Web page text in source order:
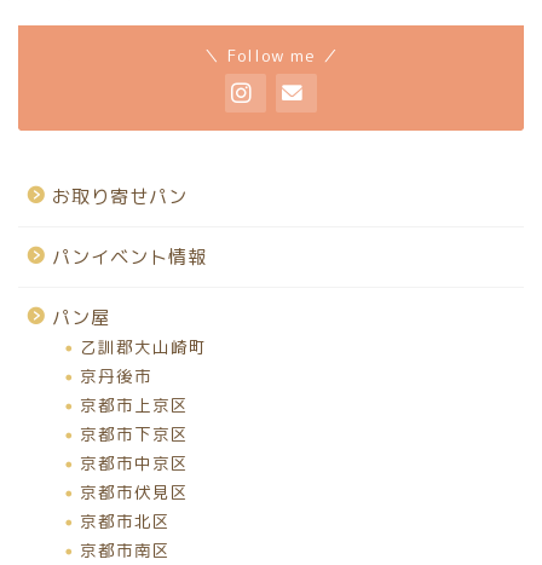
＼ Follow me ／
お取り寄せパン
パンイベント情報
パン屋
乙訓郡大山崎町
京丹後市
京都市上京区
京都市下京区
京都市中京区
京都市伏見区
京都市北区
京都市南区